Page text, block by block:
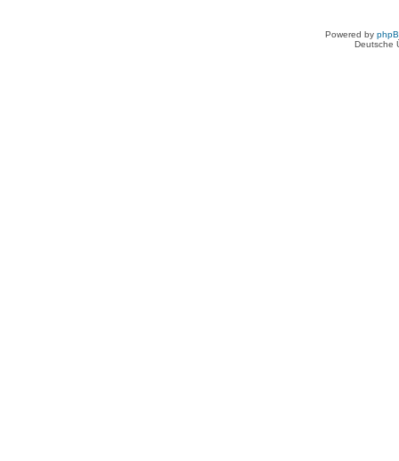
Powered by
Deutsche